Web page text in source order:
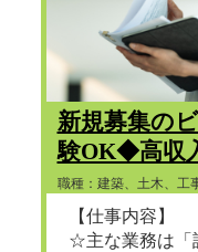
新規募集の
験OK◆高収
職種：建築、土木、
【仕事内容】
☆主な業務は「